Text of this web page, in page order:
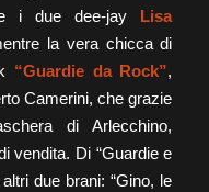
i due dee-jay Lisa
la vera chicca di
“Guardie da Rock”,
Camerini, che grazie
di Arlecchino,
vendita. Di “Guardie e
due brani: “Gino, le